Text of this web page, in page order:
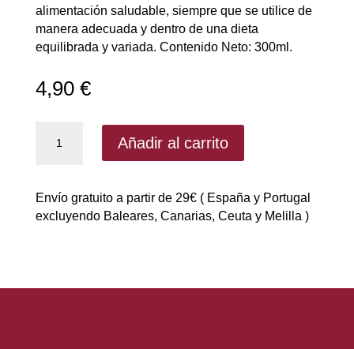
alimentación saludable, siempre que se utilice de
manera adecuada y dentro de una dieta
equilibrada y variada. Contenido Neto: 300ml.
4,90 €
Cantón
UP
|
Añadir al carrito
Envío gratuito a partir de 29€ ( España y Portugal
excluyendo Baleares, Canarias, Ceuta y Melilla )